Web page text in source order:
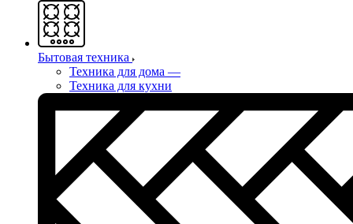
Бытовая техника
Техника для дома —
Техника для кухни